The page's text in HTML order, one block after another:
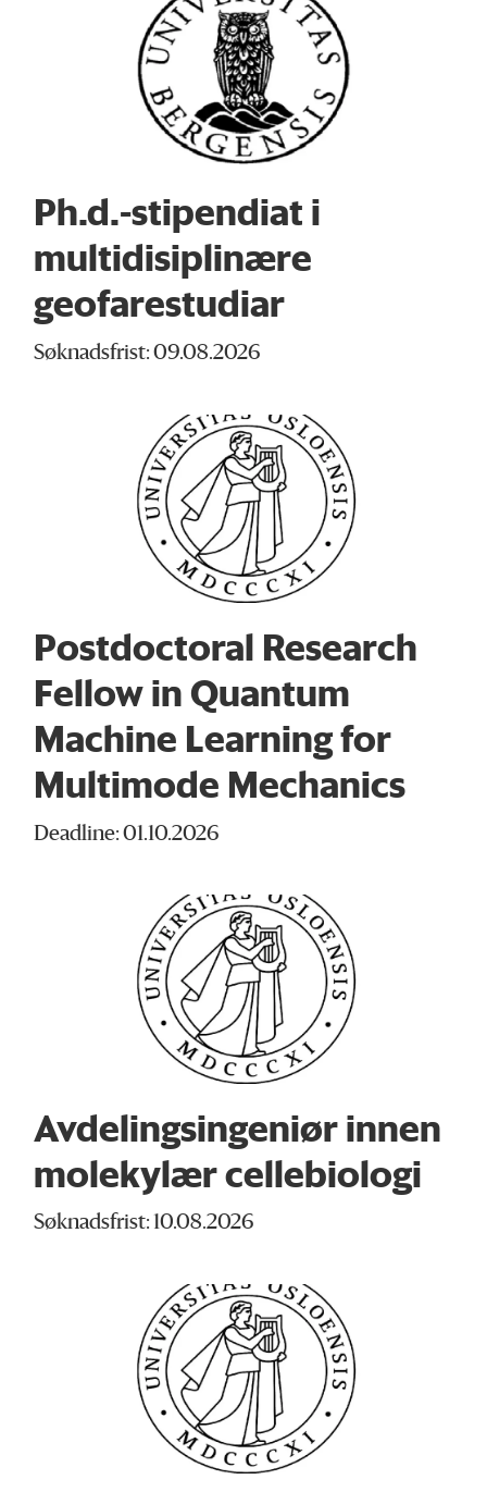
Ph.d.-stipendiat i
multidisiplinære
geofarestudiar
Søknadsfrist: 09.08.2026
Postdoctoral Research
Fellow in Quantum
Machine Learning for
Multimode Mechanics
Deadline: 01.10.2026
Avdelingsingeniør innen
molekylær cellebiologi
Søknadsfrist: 10.08.2026